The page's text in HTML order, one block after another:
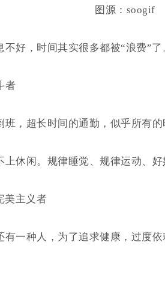
图源：soogif
好，时间其实很多都被“浪费”了
者
，超长时间的通勤，似乎所有的
休闲。规律睡觉、规律运动、好
美主义者
一种人，为了追求健康，过度